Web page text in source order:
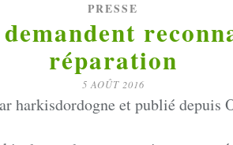
PRESSE
réparation
5 AOÛT 2016
harkisdordogne et publié depuis